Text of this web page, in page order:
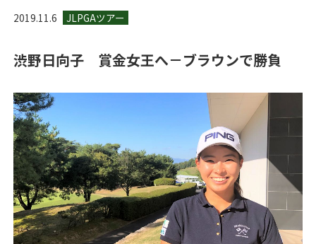
2019.11.6
渋野日向子 賞金女王へ－ブラウンで勝負